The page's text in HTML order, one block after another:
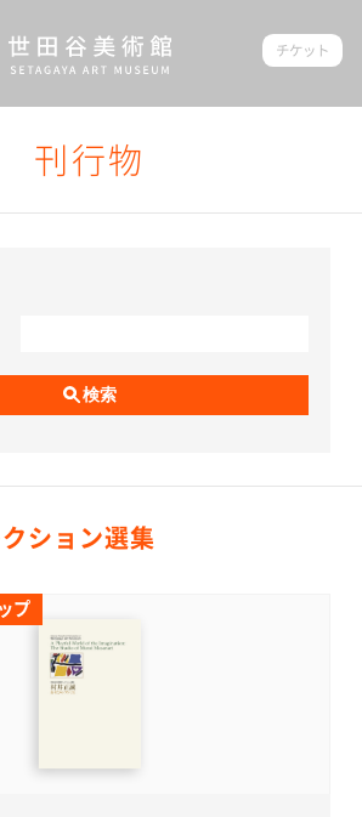
チケット
刊行物
検索
ション選集
プ